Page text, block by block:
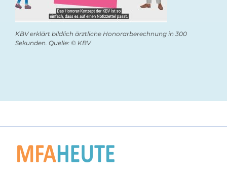
KBV erklärt bildlich ärztliche Honorarberechnung in 300
Sekunden. Quelle: © KBV